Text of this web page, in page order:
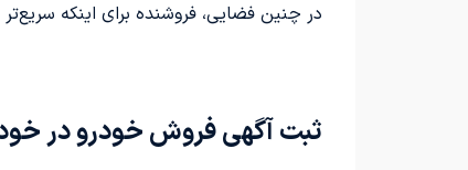
در چنین فضایی، فروشنده برای اینکه
ثبت آگهی فروش خودرو در